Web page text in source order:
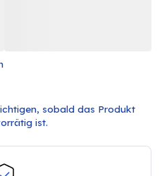
sobald das Produkt
ist.